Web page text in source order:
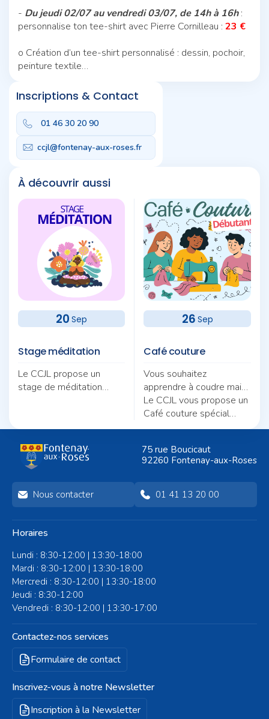
- Du jeudi 02/07 au vendredi 03/07, de 14h à 16h:
personnalise ton tee-shirt avec Pierre Cornilleau : 23 €
o Création d’un tee-shirt personnalisé : dessin, pochoir,
peinture textile…
Inscriptions & Contact
01 46 30 20 90
ccjl@fontenay-aux-roses.fr
À découvrir aussi
20 Sep
Stage méditation
Le CCJL propose un
stage de méditation
deux fils pour une même
26 Sep
Café couture
Vous souhaitez
apprendre à coudre mais
ne savez pas par où
commencer ?
Le CCJL vous propose un
Café couture spécial
débutants, animé par
75 rue Boucicaut
92260 Fontenay-aux-Roses
Nous contacter 01 41 13 20 00
Horaires
Lundi : 8:30-12:00 | 13:30-18:00
Mardi : 8:30-12:00 | 13:30-18:00
Mercredi : 8:30-12:00 | 13:30-18:00
Jeudi : 8:30-12:00
Vendredi : 8:30-12:00 | 13:30-17:00
Contactez-nos services
Formulaire de contact
Inscrivez-vous à notre Newsletter
Inscription à la Newsletter